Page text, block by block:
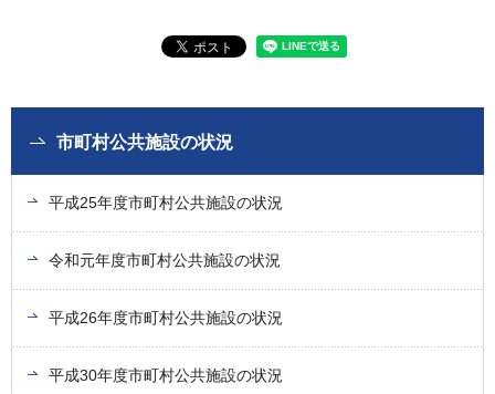
市町村公共施設の状況
平成25年度市町村公共施設の状況
令和元年度市町村公共施設の状況
平成26年度市町村公共施設の状況
平成30年度市町村公共施設の状況